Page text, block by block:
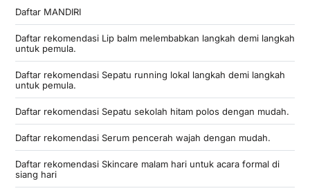
Daftar MANDIRI
Daftar rekomendasi Lip balm melembabkan langkah demi langkah
untuk pemula.
Daftar rekomendasi Sepatu running lokal langkah demi langkah
untuk pemula.
Daftar rekomendasi Sepatu sekolah hitam polos dengan mudah.
Daftar rekomendasi Serum pencerah wajah dengan mudah.
Daftar rekomendasi Skincare malam hari untuk acara formal di
siang hari